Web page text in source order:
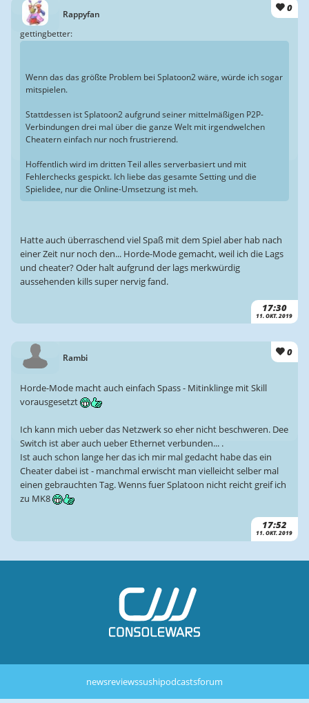
Rappyfan
0
17:30
11. OKT. 2019
gettingbetter:
Wenn das das größte Problem bei Splatoon2 wäre, würde ich sogar
mitspielen.
Stattdessen ist Splatoon2 aufgrund seiner mittelmäßigen P2P-
Verbindungen drei mal über die ganze Welt mit irgendwelchen
Cheatern einfach nur noch frustrierend.
Hoffentlich wird im dritten Teil alles serverbasiert und mit
Fehlerchecks gespickt. Ich liebe das gesamte Setting und die
Spielidee, nur die Online-Umsetzung ist meh.
Hatte auch überraschend viel Spaß mit dem Spiel aber hab nach
einer Zeit nur noch den... Horde-Mode gemacht, weil ich die Lags
und cheater? Oder halt aufgrund der lags merkwürdig
aussehenden kills super nervig fand.
Rambi 0
17:52
11. OKT. 2019
Horde-Mode macht auch einfach Spass - Mitinklinge mit Skill
vorausgesetzt
Ich kann mich ueber das Netzwerk so eher nicht beschweren. Dee
Switch ist aber auch ueber Ethernet verbunden... .
Ist auch schon lange her das ich mir mal gedacht habe das ein
Cheater dabei ist - manchmal erwischt man vielleicht selber mal
einen gebrauchten Tag. Wenns fuer Splatoon nicht reicht greif ich
zu MK8
newsreviewssushipodcastsforum